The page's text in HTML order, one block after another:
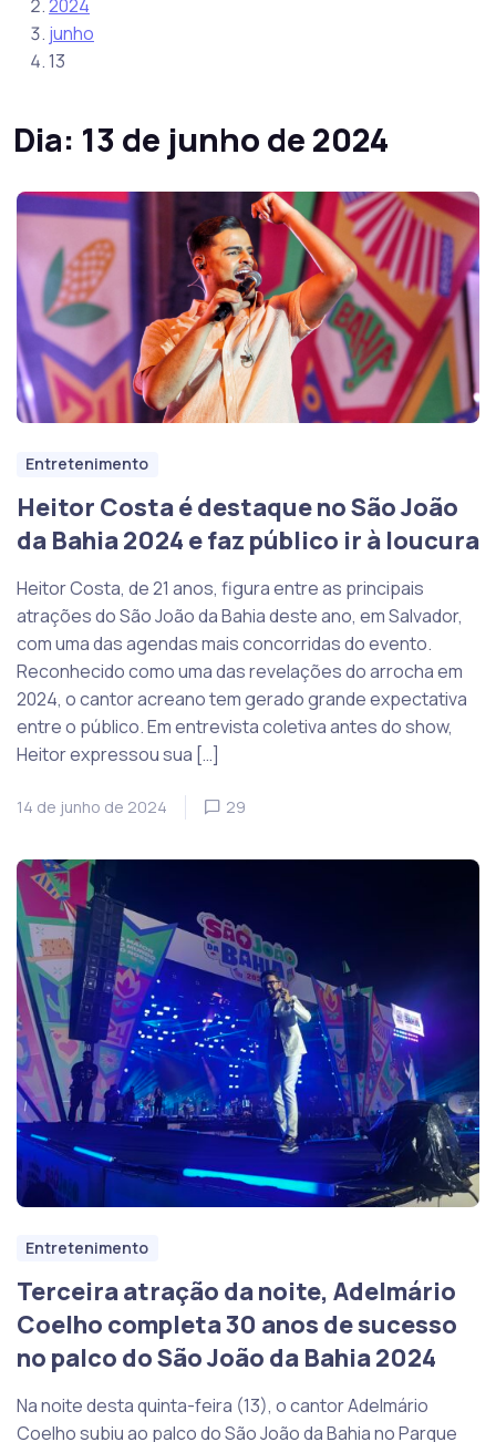
2024
junho
13
Dia: 13 de junho de 2024
Entretenimento
Heitor Costa é destaque no São João
da Bahia 2024 e faz público ir à loucura
Heitor Costa, de 21 anos, figura entre as principais
atrações do São João da Bahia deste ano, em Salvador,
com uma das agendas mais concorridas do evento.
Reconhecido como uma das revelações do arrocha em
2024, o cantor acreano tem gerado grande expectativa
entre o público. Em entrevista coletiva antes do show,
Heitor expressou sua […]
14 de junho de 2024 29
Entretenimento
Terceira atração da noite, Adelmário
Coelho completa 30 anos de sucesso
no palco do São João da Bahia 2024
Na noite desta quinta-feira (13), o cantor Adelmário
Coelho subiu ao palco do São João da Bahia no Parque